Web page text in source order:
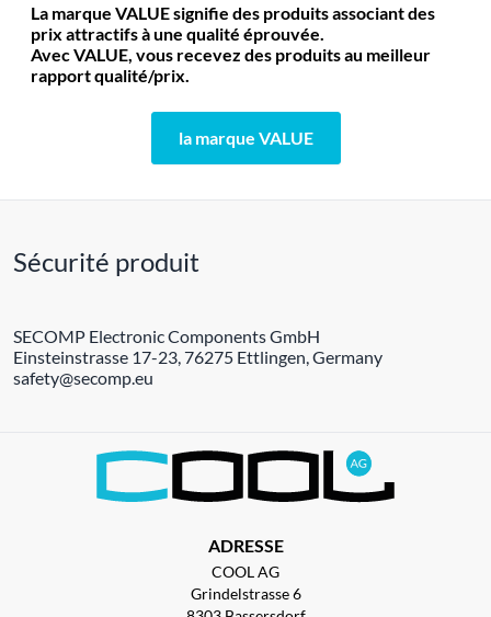
La marque VALUE signifie des produits associant des
prix attractifs à une qualité éprouvée.
Avec VALUE, vous recevez des produits au meilleur
rapport qualité/prix.
la marque VALUE
Sécurité produit
SECOMP Electronic Components GmbH
Einsteinstrasse 17-23, 76275 Ettlingen, Germany
safety@secomp.eu
ADRESSE
COOL AG
Grindelstrasse 6